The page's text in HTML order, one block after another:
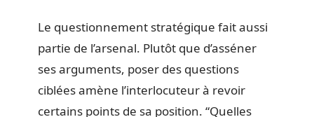
Le questionnement stratégique fait aussi
partie de l’arsenal. Plutôt que d’asséner
ses arguments, poser des questions
ciblées amène l’interlocuteur à revoir
certains points de sa position. “Quelles